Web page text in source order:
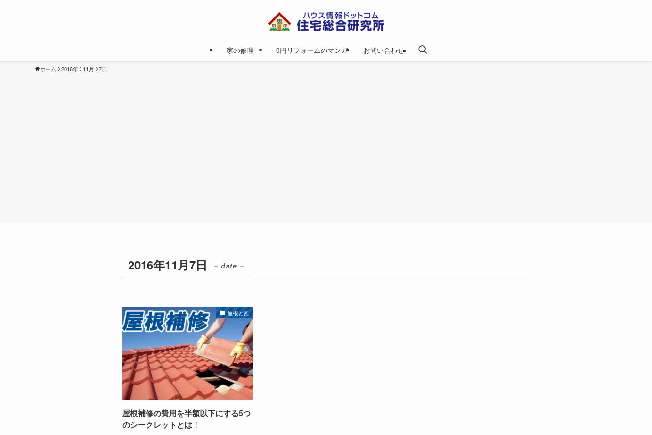
家の修理 0円リフォームのマンガ お問い合わせ
ホーム 2016年 11月 7日
2016年11月7日 – date –
屋根と瓦
屋根補修の費用を半額以下にする5つ
のシークレットとは！